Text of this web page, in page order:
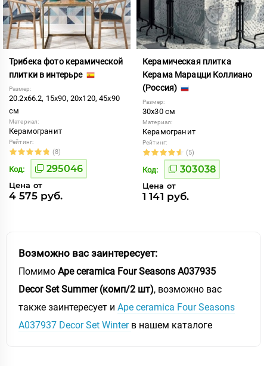
Трибека фото керамической
плитки в интерьре
Размер:
20.2x66.2, 15x90, 20x120, 45x90
см
Материал:
Керамогранит
Рейтинг:
(8)
Код: 295046
Цена от
4 575 руб.
Керамическая плитка
Керама Марацци Коллиано
(Россия)
Размер:
30x30 см
Материал:
Керамогранит
Рейтинг:
(5)
Код: 303038
Цена от
1 141 руб.
Возможно вас заинтересует:
Помимо Ape ceramica Four Seasons A037935
Decor Set Summer (комп/2 шт), возможно вас
также заинтересует и Ape ceramica Four Seasons
A037937 Decor Set Winter в нашем каталоге